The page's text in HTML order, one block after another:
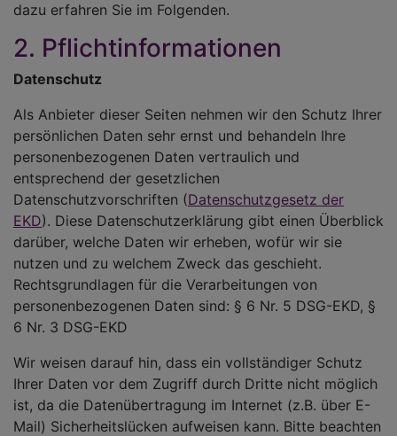
dazu erfahren Sie im Folgenden.
2. Pflichtinformationen
Datenschutz
Als Anbieter dieser Seiten nehmen wir den Schutz Ihrer
persönlichen Daten sehr ernst und behandeln Ihre
personenbezogenen Daten vertraulich und
entsprechend der gesetzlichen
Datenschutzvorschriften (Datenschutzgesetz der
EKD). Diese Datenschutzerklärung gibt einen Überblick
darüber, welche Daten wir erheben, wofür wir sie
nutzen und zu welchem Zweck das geschieht.
Rechtsgrundlagen für die Verarbeitungen von
personenbezogenen Daten sind: § 6 Nr. 5 DSG-EKD, §
6 Nr. 3 DSG-EKD
Wir weisen darauf hin, dass ein vollständiger Schutz
Ihrer Daten vor dem Zugriff durch Dritte nicht möglich
ist, da die Datenübertragung im Internet (z.B. über E-
Mail) Sicherheitslücken aufweisen kann. Bitte beachten